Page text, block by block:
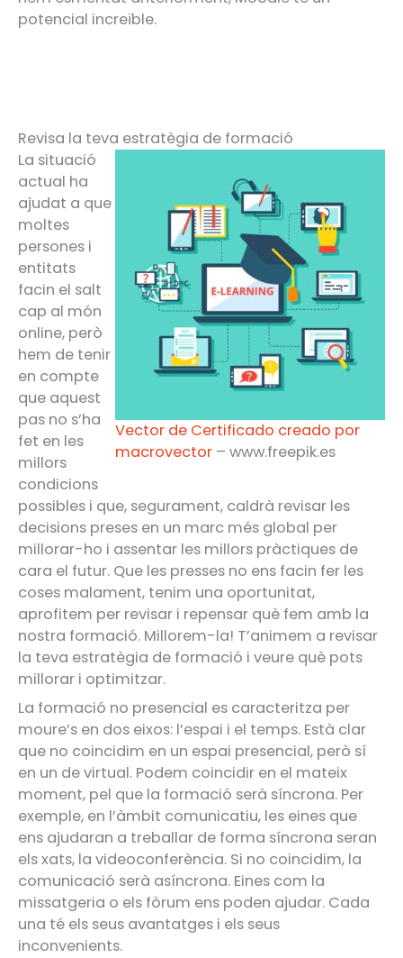
potencial increïble.
Revisa la teva estratègia de formació
Vector de Certificado creado por
macrovector – www.freepik.es
La situació
actual ha
ajudat a que
moltes
persones i
entitats
facin el salt
cap al món
online, però
hem de tenir
en compte
que aquest
pas no s’ha
fet en les
millors
condicions
possibles i que, segurament, caldrà revisar les
decisions preses en un marc més global per
millorar-ho i assentar les millors pràctiques de
cara el futur. Que les presses no ens facin fer les
coses malament, tenim una oportunitat,
aprofitem per revisar i repensar què fem amb la
nostra formació. Millorem-la! T’animem a revisar
la teva estratègia de formació i veure què pots
millorar i optimitzar.
La formació no presencial es caracteritza per
moure’s en dos eixos: l’espai i el temps. Està clar
que no coincidim en un espai presencial, però sí
en un de virtual. Podem coincidir en el mateix
moment, pel que la formació serà síncrona. Per
exemple, en l’àmbit comunicatiu, les eines que
ens ajudaran a treballar de forma síncrona seran
els xats, la videoconferència. Si no coincidim, la
comunicació serà asíncrona. Eines com la
missatgeria o els fòrum ens poden ajudar. Cada
una té els seus avantatges i els seus
inconvenients.